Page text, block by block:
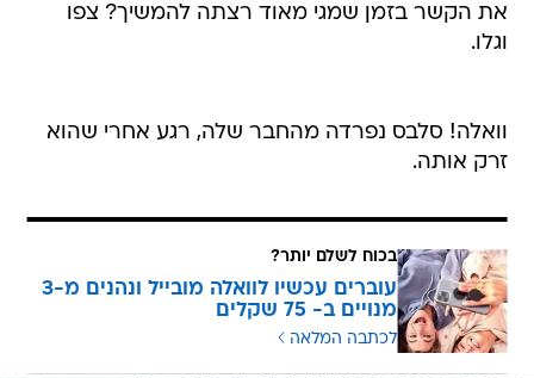
את הקשר בזמן שמגי מאוד רצתה להמשיך? צפו
וגלו.
וואלה! סלבס נפרדה מהחבר שלה, רגע אחרי שהוא
זרק אותה.
בכוח לשלם יותר?
עוברים עכשיו לוואלה מובייל ונהנים מ-3
מנויים ב- 75 שקלים
לכתבה המלאה